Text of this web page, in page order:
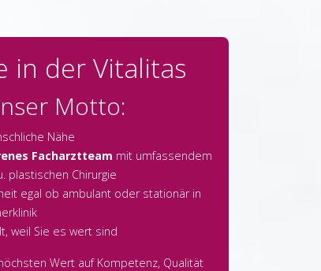
in der Vitalitas
Motto:
Nähe
Facharztteam mit umfassendem
plastischen Chirurgie
egal ob ambulant oder stationär in
weil Sie es wert sind
Wert auf Kompetenz, Qualität